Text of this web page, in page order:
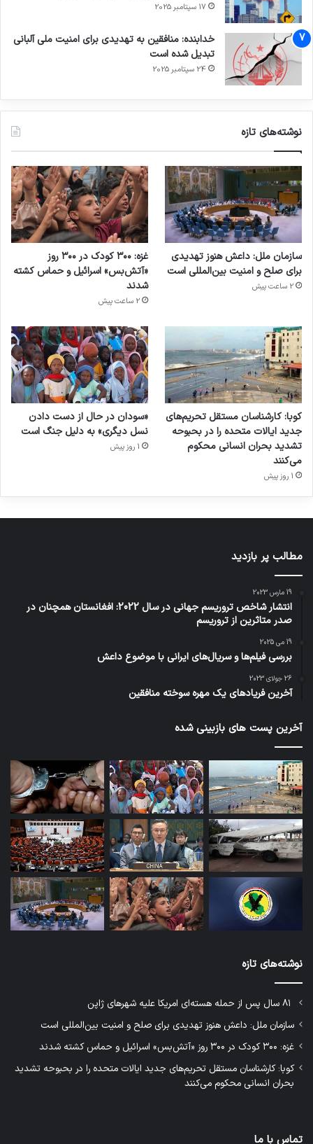
17 سپتامبر 2025
خدابنده: منافقین به تهدیدی برای امنیت ملی آلبانی
تبدیل شده است
24 سپتامبر 2025
نوشته‌های تازه
سازمان ملل: داعش هنوز تهدیدی
برای صلح و امنیت بین‌المللی است
2 ساعت پیش
غزه: ۳۰۰ کودک در ۳۰۰ روز
«آتش‌بس» اسرائیل و حماس کشته
شدند
2 ساعت پیش
کوبا: کارشناسان مستقل تحریم‌های
جدید ایالات متحده را در بحبوحه
تشدید بحران انسانی محکوم
می‌کنند
1 روز پیش
«سودان در حال از دست دادن
نسل دیگری» به دلیل جنگ است
1 روز پیش
مطالب پر بازدید
19 مارس 2023
انتشار شاخص تروریسم جهانی در سال 2022: افغانستان همچنان در
صدر متاثرین از تروریسم
19 می 2025
بررسی فیلم‌ها و سریال‌های ایرانی با موضوع داعش
26 جولای 2023
آخرین فریادهای یک مهره سوخته منافقین
آخرین پست های بازبینی شده
نوشته‌های تازه
سازمان ملل: داعش هنوز تهدیدی برای صلح و امنیت بین‌المللی است
غزه: ۳۰۰ کودک در ۳۰۰ روز «آتش‌بس» اسرائیل و حماس کشته شدند
کوبا: کارشناسان مستقل تحریم‌های جدید ایالات متحده را در بحبوحه تشدید
بحران انسانی محکوم می‌کنند
تماس با ما